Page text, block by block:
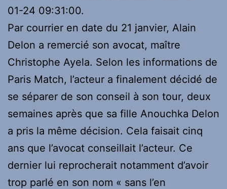
01-24 09:31:00.
Par courrier en date du 21 janvier, Alain
Delon a remercié son avocat, maître
Christophe Ayela. Selon les informations de
Paris Match, l’acteur a finalement décidé de
se séparer de son conseil à son tour, deux
semaines après que sa fille Anouchka Delon
a pris la même décision. Cela faisait cinq
ans que l’avocat conseillait l’acteur. Ce
dernier lui reprocherait notamment d’avoir
trop parlé en son nom « sans l’en